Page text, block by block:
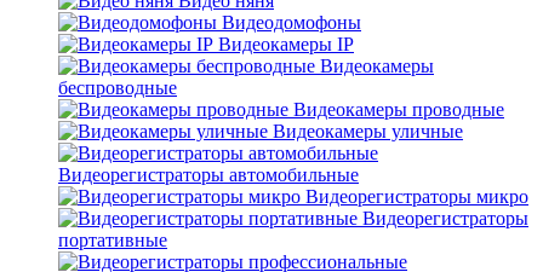
Видеодомофоны
Видеокамеры IP
Видеокамеры
беспроводные
Видеокамеры проводные
Видеокамеры уличные
Видеорегистраторы автомобильные
Видеорегистраторы микро
Видеорегистраторы
портативные